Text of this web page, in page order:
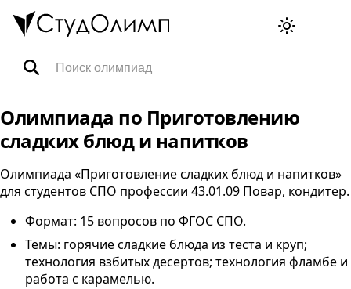
Олимпиада по Приготовлению
сладких блюд и напитков
Олимпиада «Приготовление сладких блюд и напитков»
для студентов СПО профессии 43.01.09 Повар, кондитер.
Формат: 15 вопросов по ФГОС СПО.
Темы: горячие сладкие блюда из теста и круп;
технология взбитых десертов; технология фламбе и
работа с карамелью.
FAQ